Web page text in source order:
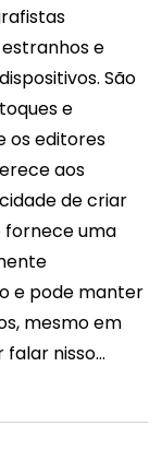
e
São
e
os editores
aos
de criar
fornece uma
e pode manter
mesmo em
falar nisso…